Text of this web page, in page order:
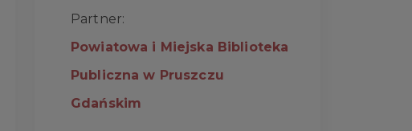
Partner:
Powiatowa i Miejska Biblioteka
Publiczna w Pruszczu
Gdańskim